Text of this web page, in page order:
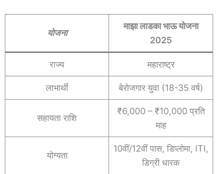
योजना
माझा लाडका भाऊ योजना
2025
राज्य महाराष्ट्र
लाभार्थी बेरोजगार युवा (18-35 वर्ष)
सहायता राशि
₹6,000 – ₹10,000 प्रति
माह
योग्यता
10वीं/12वीं पास, डिप्लोमा, ITI,
डिग्री धारक